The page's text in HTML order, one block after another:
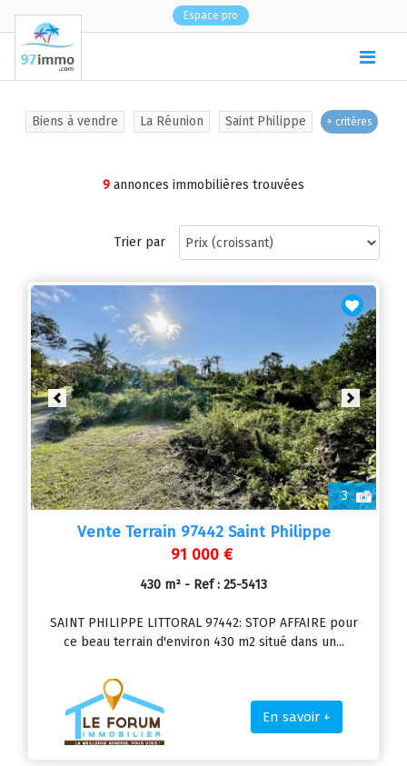
Espace pro
Biens à vendre La Réunion Saint Philippe + critères
9 annonces immobilières trouvées
Trier par
3
Previous Next
Vente Terrain 97442 Saint Philippe
91 000 €
430 m² - Ref : 25-5413
SAINT PHILIPPE LITTORAL 97442: STOP AFFAIRE pour
ce beau terrain d'environ 430 m2 situé dans un...
En savoir +